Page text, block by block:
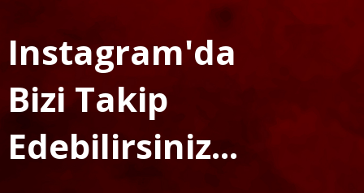
Instagram'da
Bizi Takip
Edebilirsiniz...